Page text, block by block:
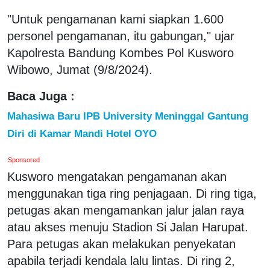
"Untuk pengamanan kami siapkan 1.600
personel pengamanan, itu gabungan," ujar
Kapolresta Bandung Kombes Pol Kusworo
Wibowo, Jumat (9/8/2024).
Baca Juga :
Mahasiwa Baru IPB University Meninggal Gantung
Diri di Kamar Mandi Hotel OYO
Sponsored
Kusworo mengatakan pengamanan akan
menggunakan tiga ring penjagaan. Di ring tiga,
petugas akan mengamankan jalur jalan raya
atau akses menuju Stadion Si Jalan Harupat.
Para petugas akan melakukan penyekatan
apabila terjadi kendala lalu lintas. Di ring 2,